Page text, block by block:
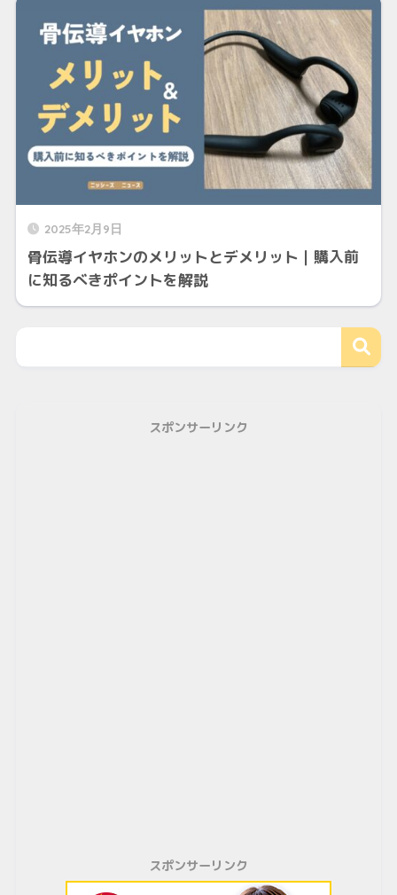
2025年2月9日
骨伝導イヤホンのメリットとデメリット｜購入前
に知るべきポイントを解説
スポンサーリンク
スポンサーリンク